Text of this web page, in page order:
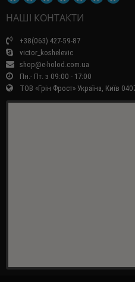
НАШІ КОНТАКТИ
+38(063) 427-59-87
victor_koshelevic
shop@e-holod.com.ua
Пн.- Пт. з 09:00 - 17:00
ТОВ «Грін Фрост» Україна, Київ